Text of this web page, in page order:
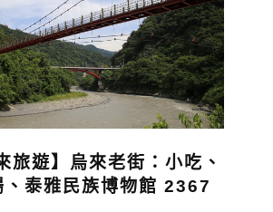
旅遊】烏來老街：小吃、
、泰雅民族博物館 2367